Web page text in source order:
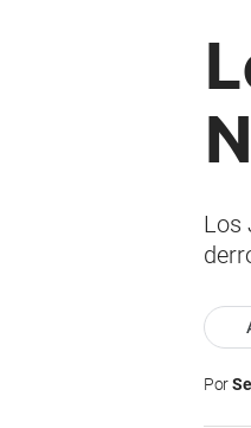
Los
Por